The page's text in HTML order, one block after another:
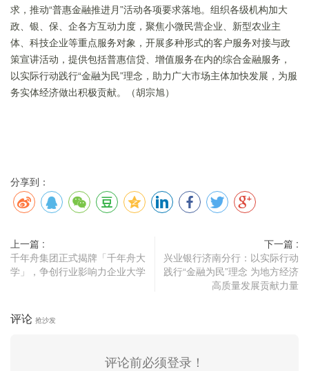
求，推动“普惠金融推进月”活动各项要求落地。组织各级机构加大
政、银、保、企各方互动力度，聚焦小微民营企业、新型农业主
体、科技企业等重点服务对象，开展多种形式的客户服务对接与政
策宣讲活动，提供包括普惠信贷、增值服务在内的综合金融服务，
以实际行动践行“金融为民”理念，助力广大市场主体加快发展，为服
务实体经济做出积极贡献。（胡宗旭）
分享到：
上一篇 :
千年舟集团正式揭牌「千年舟大
学」，争创行业影响力企业大学
下一篇 :
兴业银行济南分行：以实际行动
践行“金融为民”理念 为地方经济
高质量发展贡献力量
评论 抢沙发
评论前必须登录！